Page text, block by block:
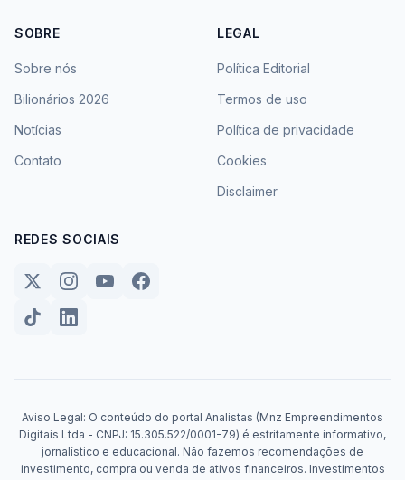
SOBRE
Sobre nós
Bilionários 2026
Notícias
Contato
LEGAL
Política Editorial
Termos de uso
Política de privacidade
Cookies
Disclaimer
REDES SOCIAIS
Aviso Legal: O conteúdo do portal Analistas (Mnz Empreendimentos
Digitais Ltda - CNPJ: 15.305.522/0001-79) é estritamente informativo,
jornalístico e educacional. Não fazemos recomendações de
investimento, compra ou venda de ativos financeiros. Investimentos